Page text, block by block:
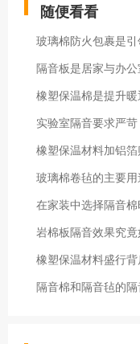
随便看看
玻璃棉防火包裹是
隔音板是居家与办
橡塑保温棉是提升
实验室隔音要求严
橡塑保温材料加铝
玻璃棉卷毡的主要
在家装中选择隔音
岩棉板隔音效果究竟
橡塑保温材料盛行
隔音棉和隔音毡的